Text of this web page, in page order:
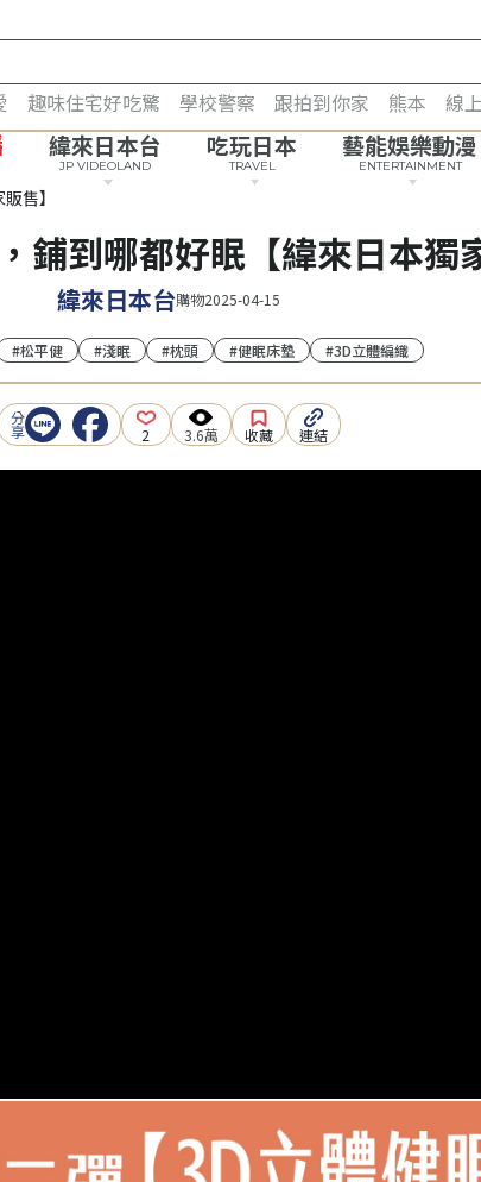
趣味住宅好吃驚 學校警察 跟拍到你家 熊本 線
緯來日本台
JP VIDEOLAND
吃玩日本
TRAVEL
藝能娛樂動漫
ENTERTAINMENT
售】
鋪到哪都好眠【緯來日本獨
緯來日本台購物2025-04-15
#松平健 #淺眠 #枕頭 #健眠床墊 #3D立體編織
2 3.6萬 收藏 連結